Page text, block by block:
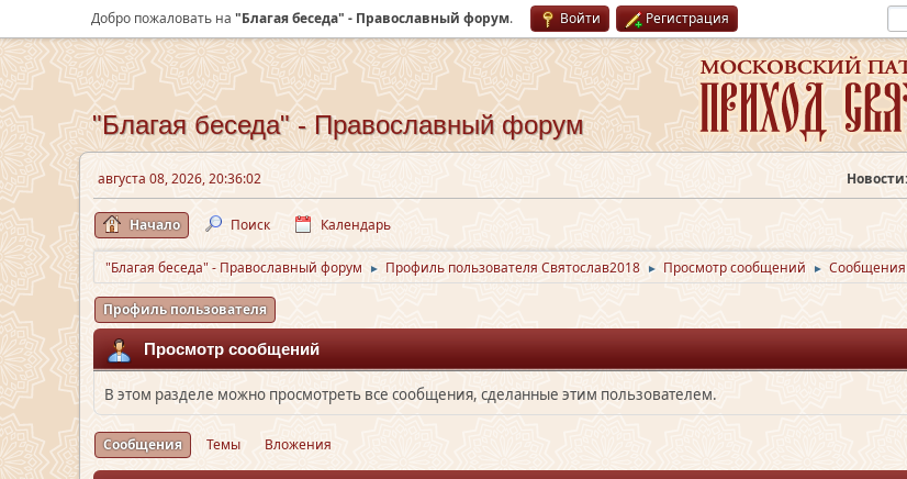
Добро пожаловать на "Благая беседа" - Православный форум. Войти Регистрация
"Благая беседа" - Православный форум
августа 08, 2026, 20:36:02 Новости:
Начало Поиск Календарь
"Благая беседа" - Православный форум ► Профиль пользователя Святослав2018 ► Просмотр сообщений ► Сообщения
Профиль пользователя
Просмотр сообщений
В этом разделе можно просмотреть все сообщения, сделанные этим пользователем.
Сообщения Темы Вложения